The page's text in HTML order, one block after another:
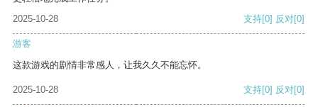
2025-10-28
支持[0] 反对[0]
游客
这款游戏的剧情非常感人，让我久久不能忘怀。
2025-10-28 支持[0] 反对[0]